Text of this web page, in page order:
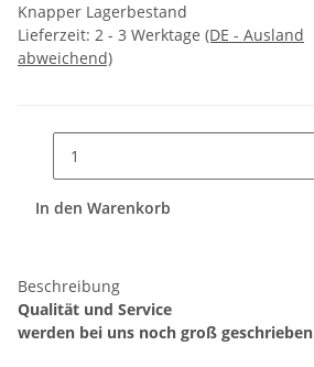
Knapper Lagerbestand
Lieferzeit: 2 - 3 Werktage (DE - Ausland
abweichend)
In den Warenkorb
Beschreibung
Qualität und Service
werden bei uns noch groß geschrieben